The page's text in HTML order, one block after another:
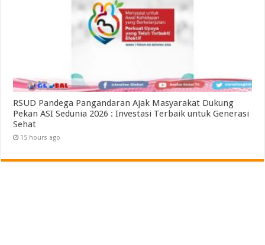
RSUD Pandega Pangandaran Ajak Masyarakat Dukung
Pekan ASI Sedunia 2026 : Investasi Terbaik untuk Generasi
Sehat
15 hours ago